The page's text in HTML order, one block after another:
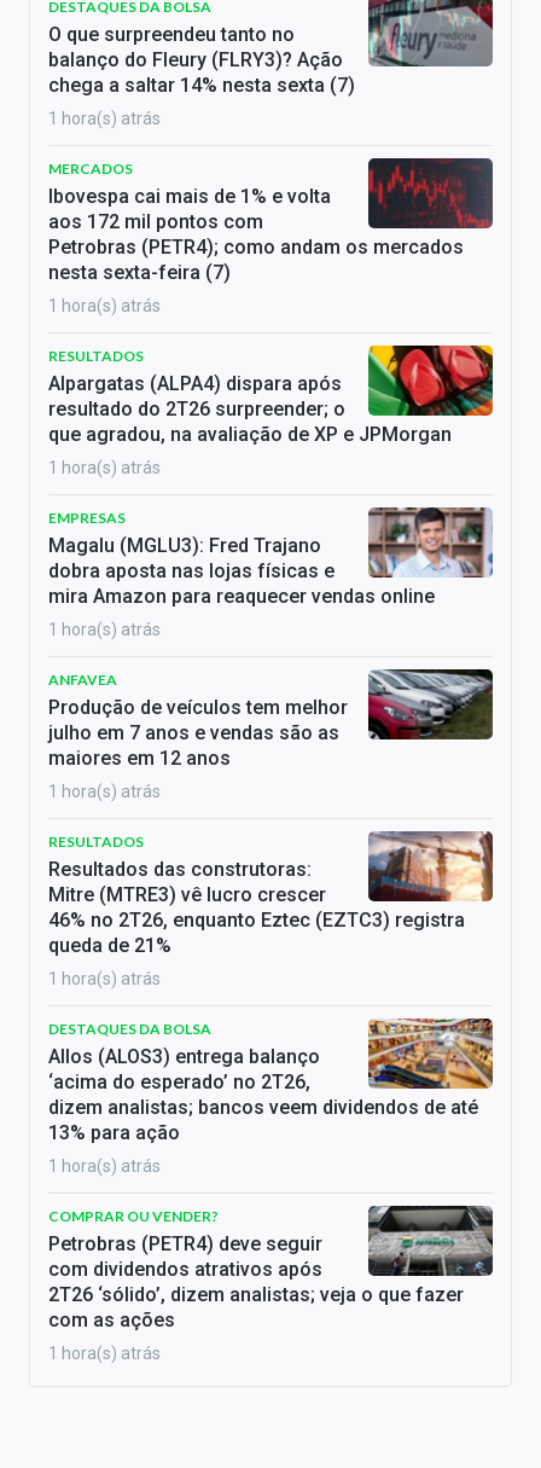
DESTAQUES DA BOLSA
O que surpreendeu tanto no
balanço do Fleury (FLRY3)? Ação
chega a saltar 14% nesta sexta (7)
1 hora(s) atrás
MERCADOS
Ibovespa cai mais de 1% e volta
aos 172 mil pontos com
Petrobras (PETR4); como andam os mercados
nesta sexta-feira (7)
1 hora(s) atrás
RESULTADOS
Alpargatas (ALPA4) dispara após
resultado do 2T26 surpreender; o
que agradou, na avaliação de XP e JPMorgan
1 hora(s) atrás
EMPRESAS
Magalu (MGLU3): Fred Trajano
dobra aposta nas lojas físicas e
mira Amazon para reaquecer vendas online
1 hora(s) atrás
ANFAVEA
Produção de veículos tem melhor
julho em 7 anos e vendas são as
maiores em 12 anos
1 hora(s) atrás
RESULTADOS
Resultados das construtoras:
Mitre (MTRE3) vê lucro crescer
46% no 2T26, enquanto Eztec (EZTC3) registra
queda de 21%
1 hora(s) atrás
DESTAQUES DA BOLSA
Allos (ALOS3) entrega balanço
‘acima do esperado’ no 2T26,
dizem analistas; bancos veem dividendos de até
13% para ação
1 hora(s) atrás
COMPRAR OU VENDER?
Petrobras (PETR4) deve seguir
com dividendos atrativos após
2T26 ‘sólido’, dizem analistas; veja o que fazer
com as ações
1 hora(s) atrás